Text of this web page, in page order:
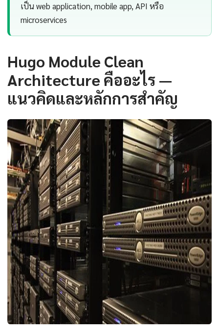
เป็น web application, mobile app, API หรือ
microservices
Hugo Module Clean
Architecture คืออะไร —
แนวคิดและหลักการสำคัญ